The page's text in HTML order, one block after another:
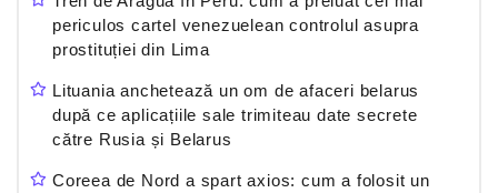
periculos cartel venezuelean controlul asupra
prostituției din Lima
Lituania anchetează un om de afaceri belarus
după ce aplicațiile sale trimiteau date secrete
către Rusia și Belarus
Coreea de Nord a spart axios: cum a folosit un